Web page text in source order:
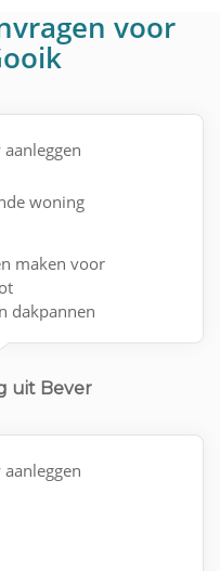
voor
woning
maken voor
dakpannen
uit Bever